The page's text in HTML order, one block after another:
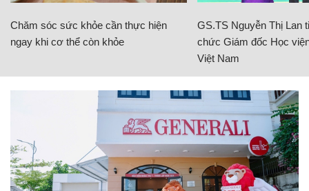
Chăm sóc sức khỏe cần thực hiện
ngay khi cơ thể còn khỏe
GS.TS Nguyễn Thị Lan
chức Giám đốc Học
Việt Nam